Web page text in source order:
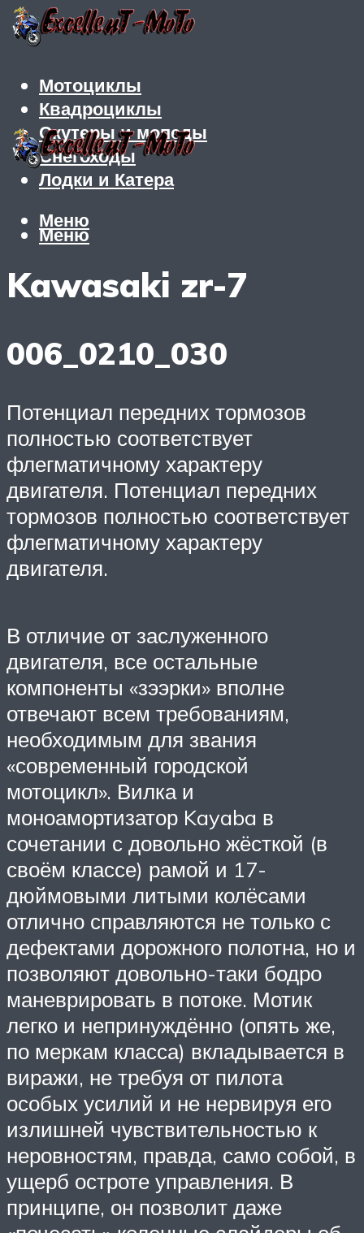
Мотоциклы
Квадроциклы
Скутеры и мопеды
Снегоходы
Лодки и Катера
Меню
Меню
Kawasaki zr-7
006_0210_030
Потенциал передних тормозов
полностью соответствует
флегматичному характеру
двигателя. Потенциал передних
тормозов полностью соответствует
флегматичному характеру
двигателя.
В отличие от заслуженного
двигателя, все остальные
компоненты «зээрки» вполне
отвечают всем требованиям,
необходимым для звания
«современный городской
мотоцикл». Вилка и
моноамортизатор Kayaba в
сочетании с довольно жёсткой (в
своём классе) рамой и 17-
дюймовыми литыми колёсами
отлично справляются не только с
дефектами дорожного полотна, но и
позволяют довольно-таки бодро
маневрировать в потоке. Мотик
легко и непринуждённо (опять же,
по меркам класса) вкладывается в
виражи, не требуя от пилота
особых усилий и не нервируя его
излишней чувствительностью к
неровностям, правда, само собой, в
ущерб остроте управления. В
принципе, он позволит даже